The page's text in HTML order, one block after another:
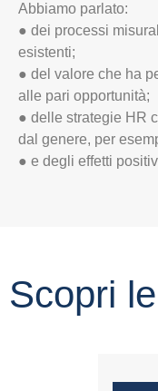
Abbiamo parlato:
● dei processi
esistenti;
● del valore che ha
alle pari opportunità;
● delle strategie HR
dal genere, per
● e degli effetti
Scopri